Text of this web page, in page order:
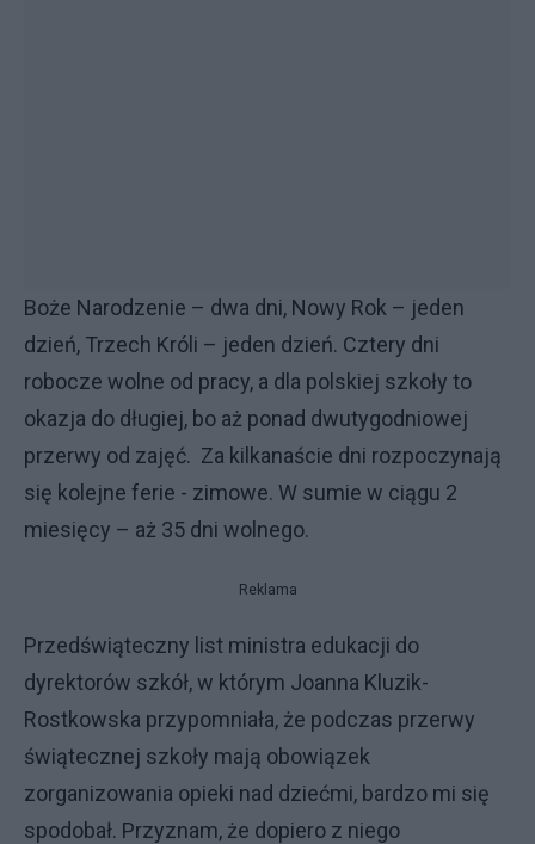
Boże Narodzenie – dwa dni, Nowy Rok – jeden
dzień, Trzech Króli – jeden dzień. Cztery dni
robocze wolne od pracy, a dla polskiej szkoły to
okazja do długiej, bo aż ponad dwutygodniowej
przerwy od zajęć. Za kilkanaście dni rozpoczynają
się kolejne ferie - zimowe. W sumie w ciągu 2
miesięcy – aż 35 dni wolnego.
Reklama
Przedświąteczny list ministra edukacji do
dyrektorów szkół, w którym Joanna Kluzik-
Rostkowska przypomniała, że podczas przerwy
świątecznej szkoły mają obowiązek
zorganizowania opieki nad dziećmi, bardzo mi się
spodobał. Przyznam, że dopiero z niego